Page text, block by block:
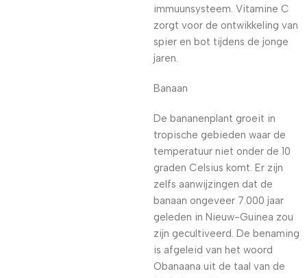
immuunsysteem. Vitamine C
zorgt voor de ontwikkeling van
spier en bot tijdens de jonge
jaren.
Banaan
De bananenplant groeit in
tropische gebieden waar de
temperatuur niet onder de 10
graden Celsius komt. Er zijn
zelfs aanwijzingen dat de
banaan ongeveer 7.000 jaar
geleden in Nieuw-Guinea zou
zijn gecultiveerd. De benaming
is afgeleid van het woord
Obanaana uit de taal van de